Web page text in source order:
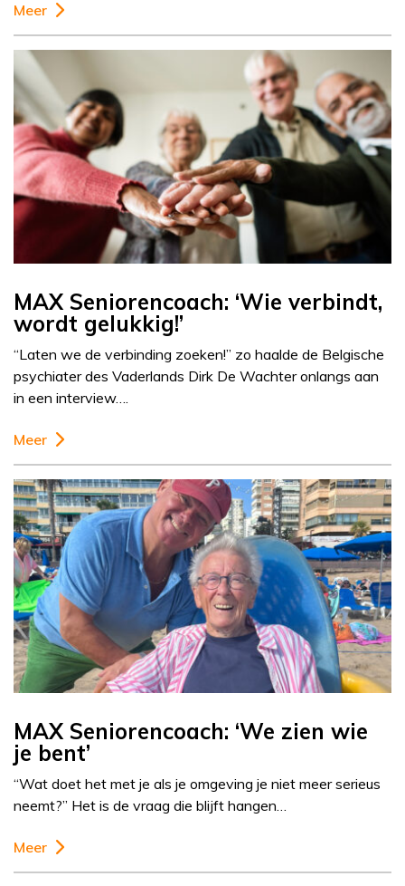
Meer
MAX Seniorencoach: ‘Wie verbindt,
wordt gelukkig!’
“Laten we de verbinding zoeken!” zo haalde de Belgische
psychiater des Vaderlands Dirk De Wachter onlangs aan
in een interview….
Meer
MAX Seniorencoach: ‘We zien wie
je bent’
“Wat doet het met je als je omgeving je niet meer serieus
neemt?” Het is de vraag die blijft hangen…
Meer